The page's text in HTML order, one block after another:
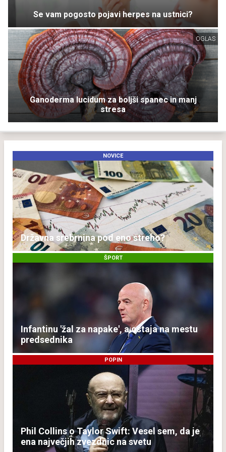
Se vam pogosto pojavi herpes na ustnici?
OGLAS
Ganoderma lucidum za boljši spanec in manj
stresa
NOVICE
Državna srebrnina pod eno streho?
ŠPORT
Infantinu 'žal za napake', a ostaja na mestu
predsednika
POPIN
Phil Collins o Taylor Swift: Vesel sem, da je
ena največjih zvezdnic na svetu